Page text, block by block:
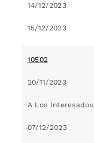
14/12/2023
15/12/2023
10502
20/11/2023
A Los Interesados
07/12/2023